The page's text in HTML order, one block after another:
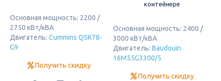
Основная мощность: 2200 /
2750 кВт/кВА
Двигатель: Cummins QSK78-
G9
Получить скидку
контейнере
Основная мощность: 2400 /
3000 кВт/кВА
Двигатель: Baudouin
16M55G3300/5
Получить скидку